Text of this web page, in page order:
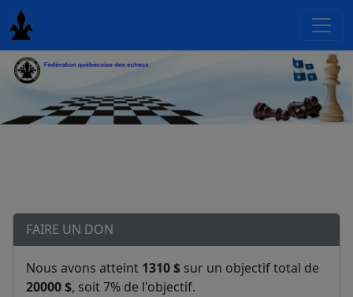
FAIRE UN DON
Nous avons atteint 1310 $ sur un objectif total de
20000 $, soit 7% de l'objectif.